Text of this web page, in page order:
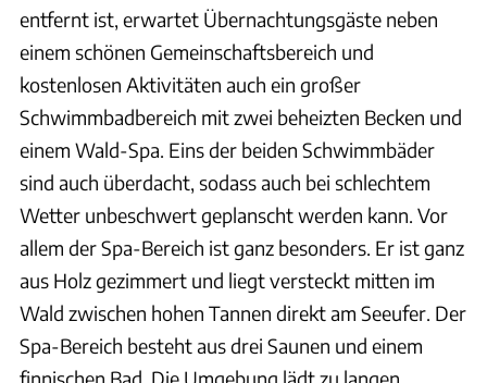
entfernt ist, erwartet Übernachtungsgäste neben
einem schönen Gemeinschaftsbereich und
kostenlosen Aktivitäten auch ein großer
Schwimmbadbereich mit zwei beheizten Becken und
einem Wald-Spa. Eins der beiden Schwimmbäder
sind auch überdacht, sodass auch bei schlechtem
Wetter unbeschwert geplanscht werden kann. Vor
allem der Spa-Bereich ist ganz besonders. Er ist ganz
aus Holz gezimmert und liegt versteckt mitten im
Wald zwischen hohen Tannen direkt am Seeufer. Der
Spa-Bereich besteht aus drei Saunen und einem
finnischen Bad. Die Umgebung lädt zu langen